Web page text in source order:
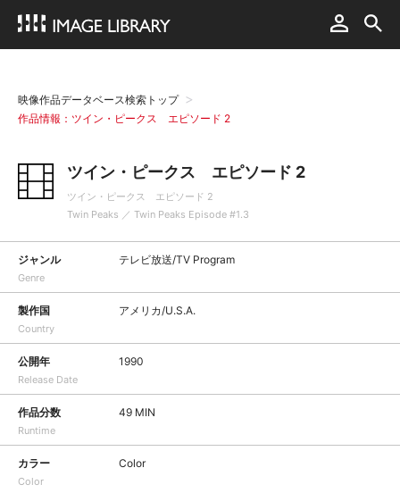
映像作品データベース検索トップ
作品情報：ツイン・ピークス エピソード 2
ツイン・ピークス エピソード 2
ツイン・ピークス エピソード 2
Twin Peaks ／ Twin Peaks Episode #1.3
ジャンル
Genre
テレビ放送/TV Program
製作国
Country
アメリカ/U.S.A.
公開年
Release Date
1990
作品分数
Runtime
49 MIN
カラー
Color
Color